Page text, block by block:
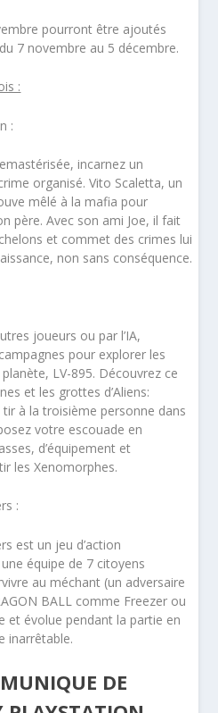
pourront être ajoutés
7 novembre au 5 décembre.
:
:
incarnez un
organisé. Vito Scaletta, un
mêlé à la mafia pour
père. Avec son ami Joe, il fait
et commet des crimes lui
non sans conséquence.
joueurs ou par l’IA,
pour explorer les
LV-895. Découvrez ce
et les grottes d’Aliens:
à la troisième personne dans
votre escouade en
d’équipement et
les Xenomorphes.
:
est un jeu d’action
équipe de 7 citoyens
au méchant (un adversaire
BALL comme Freezer ou
et évolue pendant la partie en
inarrêtable.
DE